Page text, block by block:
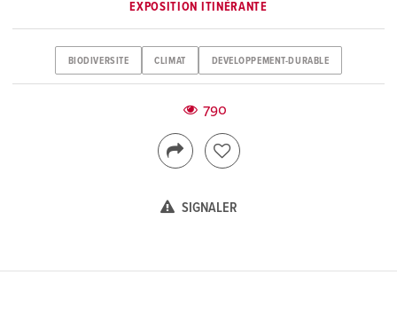
EXPOSITION ITINÉRANTE
BIODIVERSITE CLIMAT DEVELOPPEMENT-DURABLE
790
SIGNALER